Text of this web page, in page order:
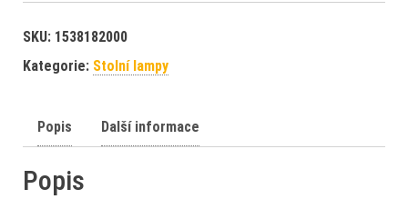
SKU: 1538182000
Kategorie: Stolní lampy
Popis Další informace
Popis